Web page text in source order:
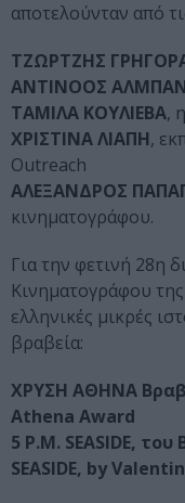
αποτελούνταν από
ΤΖΩΡΤΖΗΣ
ΑΝΤΙΝΟΟΣ
ΤΑΜΙΛΑ ΚΟΥΛΙΕΒΑ,
ΧΡΙΣΤΙΝΑ ΛΙΑΠΗ,
Outreach
ΑΛΕΞΑΝΔΡΟΣ
κινηματογράφου.
Για την φετινή 28η
Κινηματογράφου
ελληνικές μικρές
βραβεία:
ΧΡΥΣΗ ΑΘΗΝΑ
Athena Award
5 P.M. SEASIDE,
SEASIDE, by